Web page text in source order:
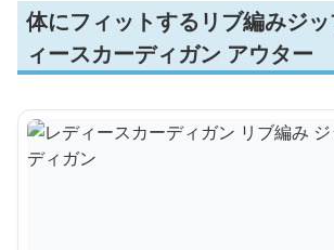
体にフィットするリブ編みジ
ィースカーディガン アウター